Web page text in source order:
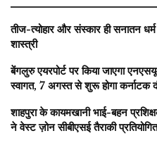
तीज-त्योहार और संस्कार ही सनातन
शास्त्री
बेंगलुरु एयरपोर्ट पर किया जाएगा
स्वागत, 7 अगस्त से शुरू होगा कर्नाटक
शाहपुरा के कायमखानी भाई-बहन
ने वेस्ट ज़ोन सीबीएसई तैराकी